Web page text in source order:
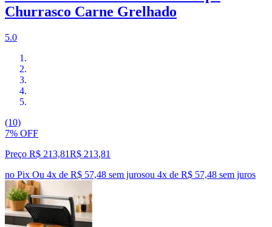
Churrasco Carne Grelhado
5.0
(10)
7% OFF
Preço R$ 213,81R$ 213,81
no Pix Ou 4x de R$ 57,48 sem jurosou 4x de R$ 57,48 sem juros